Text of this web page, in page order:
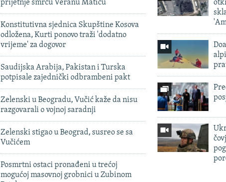
prijetnje smrću Veranu Matiću
Konstitutivna sjednica Skupštine Kosova
odložena, Kurti ponovo traži 'dodatno
vrijeme' za dogovor
Saudijska Arabija, Pakistan i Turska
potpisale zajednički odbrambeni pakt
Zelenski u Beogradu, Vučić kaže da nisu
razgovarali o vojnoj saradnji
Zelenski stigao u Beograd, susreo se sa
Vučićem
Posmrtni ostaci pronađeni u trećoj
mogućoj masovnoj grobnici u Zubinom